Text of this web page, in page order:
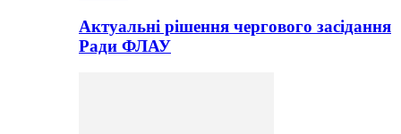
Актуальні рішення чергового засідання
Ради ФЛАУ